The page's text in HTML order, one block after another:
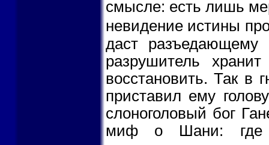
смысле: есть лишь
невидение истины
даст разъедающему
разрушитель
восстановить. Так в
приставил ему
слоноголовый бог
миф о Шани: где